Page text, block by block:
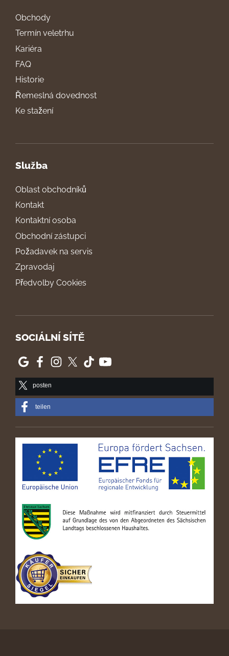
Obchody
Termín veletrhu
Kariéra
FAQ
Historie
Řemeslná dovednost
Ke stažení
Služba
Oblast obchodníků
Kontakt
Kontaktní osoba
Obchodní zástupci
Požadavek na servis
Zpravodaj
Předvolby Cookies
SOCIÁLNÍ SÍTĚ
posten
teilen